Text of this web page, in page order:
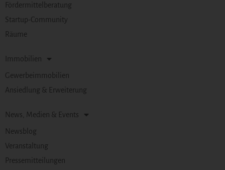
Fördermittelberatung
Startup-Community
Räume
Immobilien
Gewerbeimmobilien
Ansiedlung & Erweiterung
News, Medien & Events
Newsblog
Veranstaltung
Pressemitteilungen